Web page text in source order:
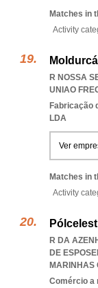
Matches in
Activity
R NOSSA
UNIAO
Fabricação
LDA
Ver
Matches in
Activity
R DA
DE
MARINHAS
Comércio a